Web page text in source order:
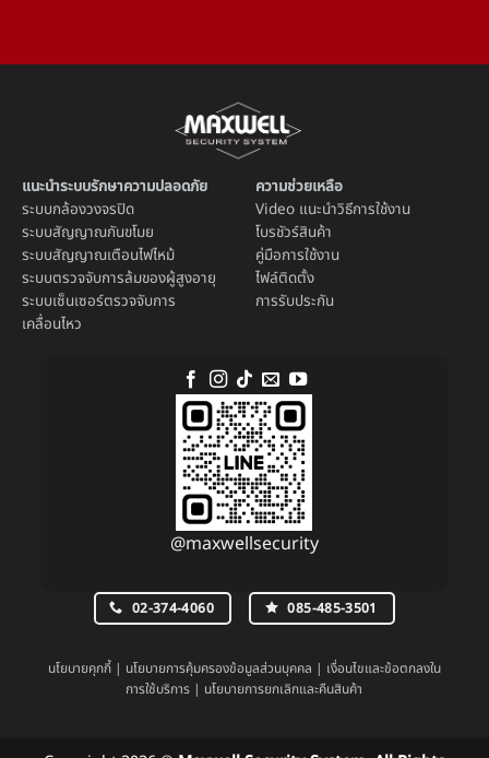
แนะนำระบบรักษาความปลอดภัย
ระบบกล้องวงจรปิด
ระบบสัญญาณกันขโมย
ระบบสัญญาณเตือนไฟไหม้
ระบบตรวจจับการล้มของผู้สูงอายุ
ระบบเซ็นเซอร์ตรวจจับการ
เคลื่อนไหว
ความช่วยเหลือ
Video แนะนำวิธีการใช้งาน
โบรชัวร์สินค้า
คู่มือการใช้งาน
ไฟล์ติดตั้ง
การรับประกัน
@maxwellsecurity
02-374-4060 085-485-3501
นโยบายคุกกี้| นโยบายการคุ้มครองข้อมูลส่วนบุคคล | เงื่อนไขและข้อตกลงใน
การใช้บริการ | นโยบายการยกเลิกและคืนสินค้า